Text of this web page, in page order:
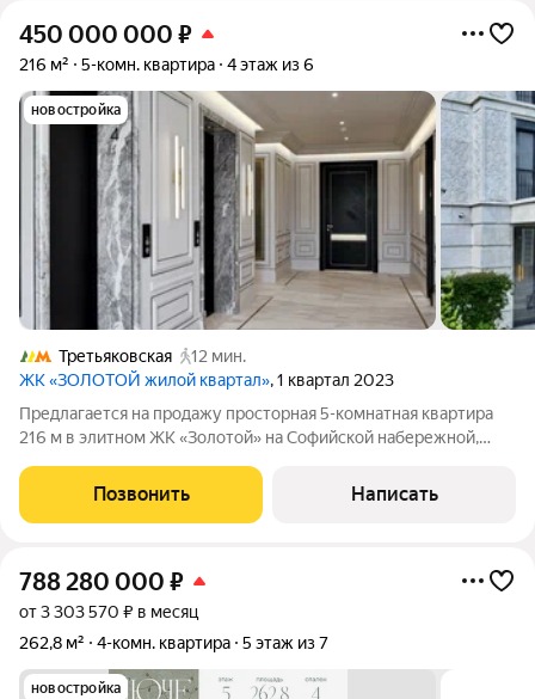
450 000 000 ₽
216 м² 5-комн. квартира 4 этаж из 6
новостройка
Третьяковская
12 мин.
ЖК «ЗОЛОТОЙ жилой квартал», 1 квартал 2023
Предлагается на продажу просторная 5-комнатная квартира
216 м в элитном ЖК «Золотой» на Софийской набережной,
гостиная-кухня-столовая, две мастер-спальни со своими
ванными и гардеробными
Позвонить Написать
788 280 000 ₽
от 3 303 570 ₽ в месяц
262,8 м²
4-комн. квартира 5 этаж из 7
новостройка